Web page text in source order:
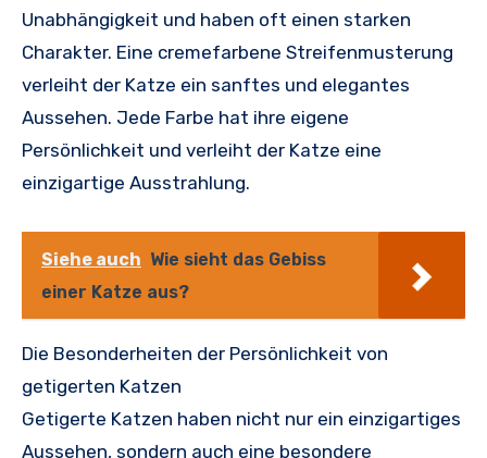
Unabhängigkeit und haben oft einen starken
Charakter. Eine cremefarbene Streifenmusterung
verleiht der Katze ein sanftes und elegantes
Aussehen. Jede Farbe hat ihre eigene
Persönlichkeit und verleiht der Katze eine
einzigartige Ausstrahlung.
Siehe auch Wie sieht das Gebiss
einer Katze aus?
Die Besonderheiten der Persönlichkeit von
getigerten Katzen
Getigerte Katzen haben nicht nur ein einzigartiges
Aussehen, sondern auch eine besondere